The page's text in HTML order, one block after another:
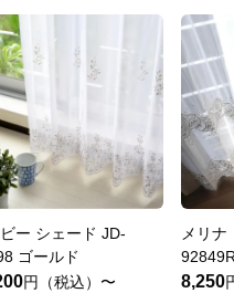
ー シェード JD-
ゴールド
円（税込）〜
メリナ
8,250